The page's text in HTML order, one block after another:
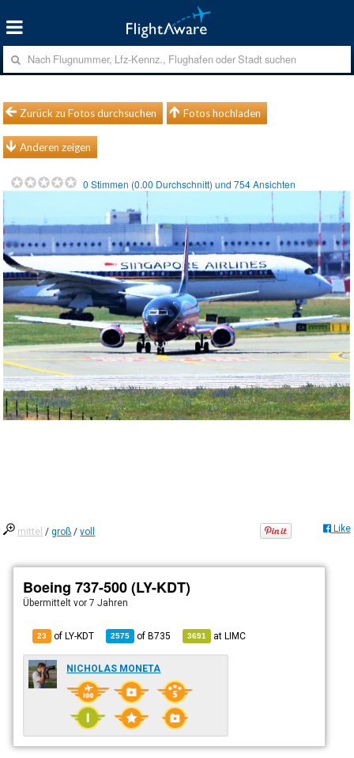
Zurück zu Fotos durchsuchen Fotos hochladen
Anderen zeigen
0 Stimmen (0.00 Durchschnitt) und754Ansichten
mittel /groß /voll Like
Boeing 737-500 (LY-KDT)
Übermitteltvor 7 Jahren
23 of LY-KDT 2575 ofB735 3691 atLIMC
NICHOLAS MONETA